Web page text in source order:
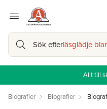
Sök efterläsglädje
Allt till
Biografier Biografier